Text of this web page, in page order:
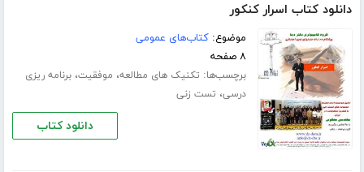
دانلود کتاب اسرار کنکور
موضوع:کتاب‌های عمومی
۸ صفحه
برچسب‌ها: تکنیک های مطالعه، موفقیت،برنامه ریزی
درسی، تست زنی
دانلود کتاب